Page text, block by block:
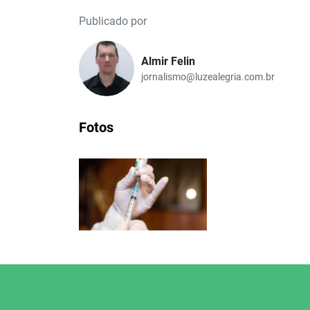
Publicado por
Almir Felin
jornalismo@luzealegria.com.br
Fotos